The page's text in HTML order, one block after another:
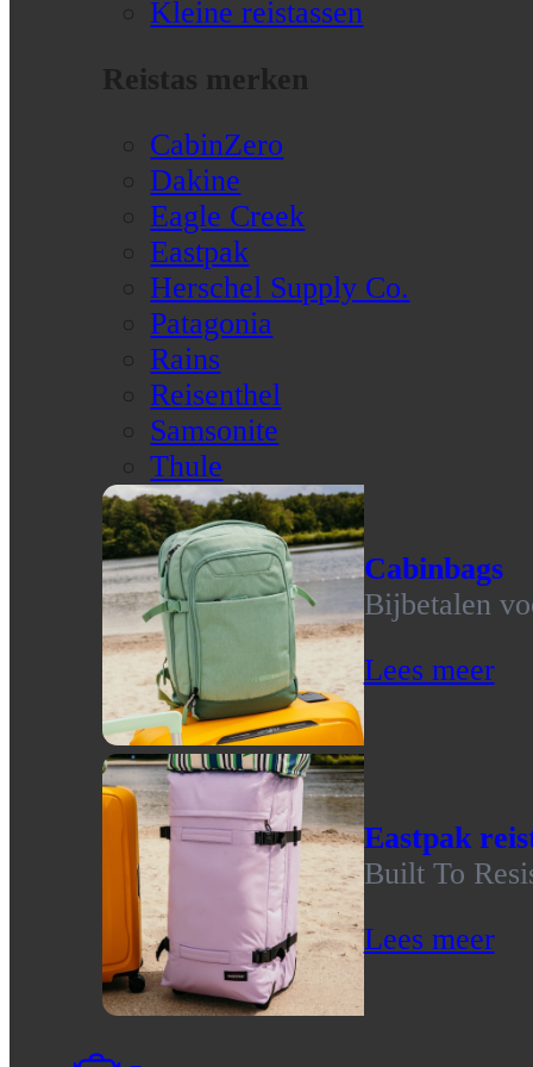
Kleine reistassen
Reistas merken
CabinZero
Dakine
Eagle Creek
Eastpak
Herschel Supply Co.
Patagonia
Rains
Reisenthel
Samsonite
Thule
Cabinbags
Bijbetalen
Lees meer
Eastpak
Built To
Lees meer